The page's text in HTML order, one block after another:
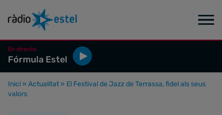
En directe
Fórmula Estel
Inici » Actualitat » El Festival de Jazz de Terrassa, fidel als seus
valors